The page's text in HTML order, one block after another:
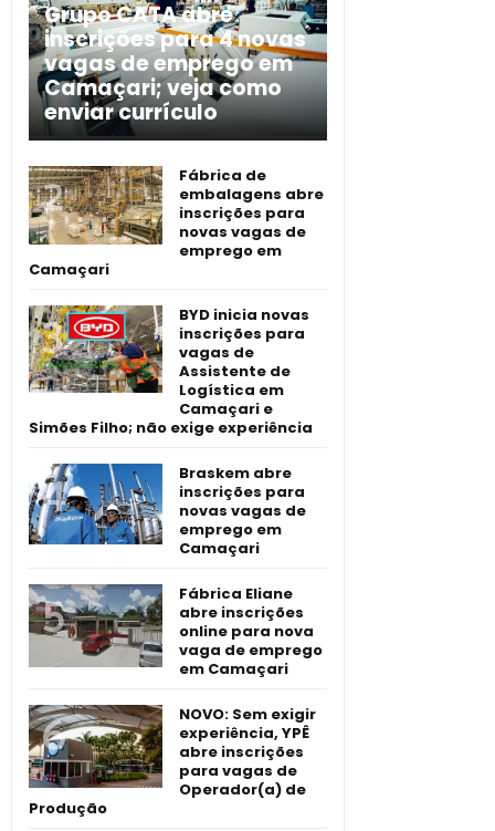
Grupo CATA abre
inscrições para 4 novas
vagas de emprego em
Camaçari; veja como
enviar currículo
Fábrica de
embalagens abre
inscrições para
novas vagas de
emprego em
Camaçari
BYD inicia novas
inscrições para
vagas de
Assistente de
Logística em
Camaçari e
Simões Filho; não exige experiência
Braskem abre
inscrições para
novas vagas de
emprego em
Camaçari
Fábrica Eliane
abre inscrições
online para nova
vaga de emprego
em Camaçari
NOVO: Sem exigir
experiência, YPÊ
abre inscrições
para vagas de
Operador(a) de
Produção